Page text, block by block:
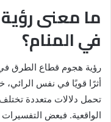
ما معنى
في المنام؟
رؤية هجوم قطاع الطرق في
أثرًا قويًا في نفس الرائي،
تحمل دلالات متعددة
الواقعية. فبعض